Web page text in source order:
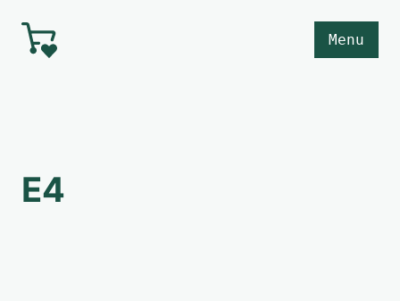
Skip to main content
Menu
E4